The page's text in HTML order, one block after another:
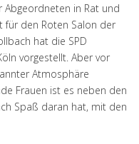
in Rat und
für den Roten Salon der
hat die SPD
vorgestellt. Aber vor
Atmosphäre
Frauen ist es neben den
Spaß daran hat, mit den